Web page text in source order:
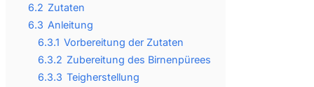
6.2 Zutaten
6.3 Anleitung
6.3.1 Vorbereitung der Zutaten
6.3.2 Zubereitung des Birnenpürees
6.3.3 Teigherstellung